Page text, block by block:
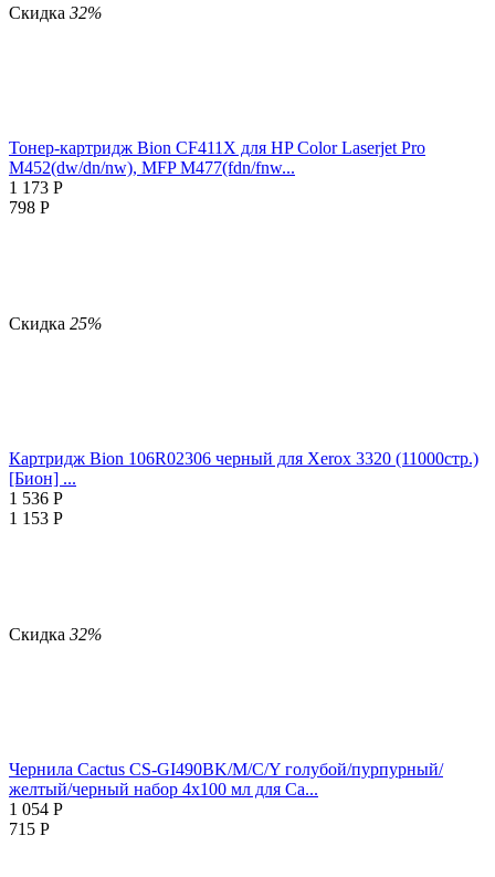
Скидка 32%
Тонер-картридж Bion CF411X для HP Color Laserjet Pro
M452(dw/dn/nw), MFP M477(fdn/fnw...
1 173 Р
798 Р
Скидка 25%
Картридж Bion 106R02306 черный для Xerox 3320 (11000стр.)
[Бион] ...
1 536 Р
1 153 Р
Скидка 32%
Чернила Cactus CS-GI490BK/M/C/Y голубой/пурпурный/
желтый/черный набор 4x100 мл для Ca...
1 054 Р
715 Р